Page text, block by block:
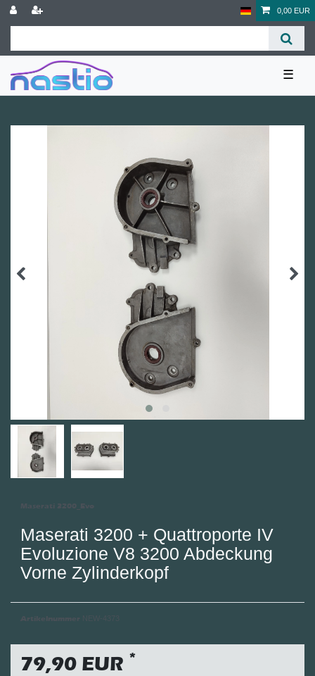
0,00 EUR
☰
Maserati 3200_Evo
Maserati 3200 + Quattroporte IV
Evoluzione V8 3200 Abdeckung
Vorne Zylinderkopf
Artikelnummer NEW-4373
79,90 EUR *